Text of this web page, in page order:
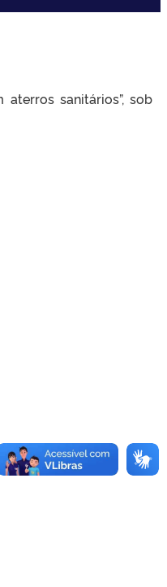
sanitários”, sob